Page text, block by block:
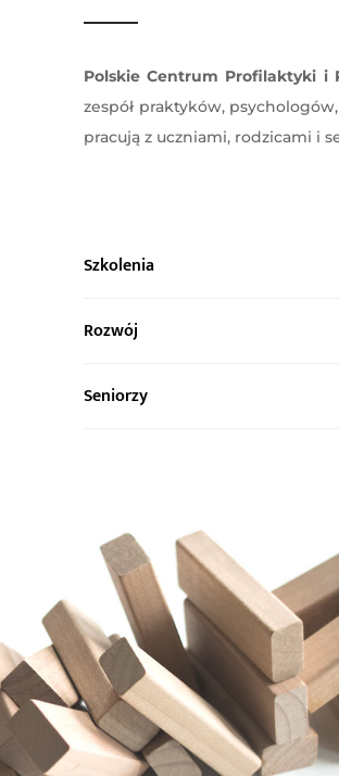
Polskie Centrum Profilaktyki i
zespół praktyków,
pracują z uczniami, rodzicami i
Szkolenia
Rozwój
Seniorzy